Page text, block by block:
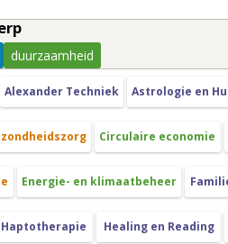
duurzaamheid
Alexander Techniek Astrologie en
Circulaire economie
Energie- en klimaatbeheer
Healing en Reading